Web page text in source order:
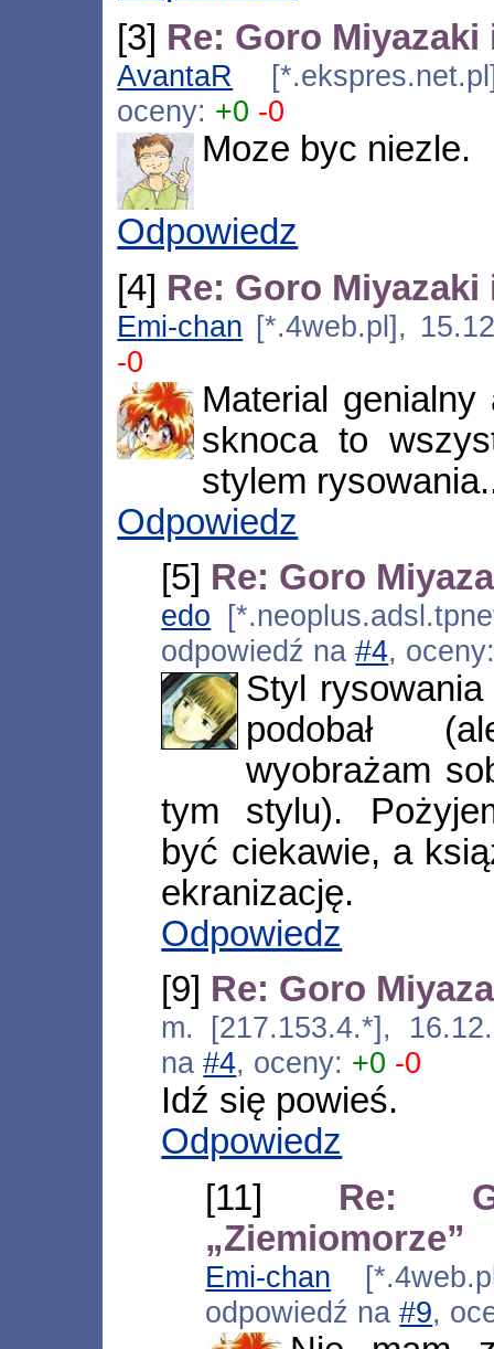
[3] Re: Goro Miyazaki
AvantaR
oceny: +0 -0
Moze byc niezle.
Odpowiedz
[4] Re: Goro Miyazaki
Emi-chan [*.4web.pl],
-0
Material
sknoca to
stylem
Odpowiedz
[5] Re: Goro
edo
odpowiedź na#4,
Styl
podobał
wyobrażam
tym stylu).
być ciekawie, a
ekranizację.
Odpowiedz
[9] Re: Goro
m. [217.153.4.*],
na#4, oceny: +0 -0
Idź się powieś.
Odpowiedz
[11] Re:
„Ziemiomorze”
Emi-chan
odpowiedź na#9,